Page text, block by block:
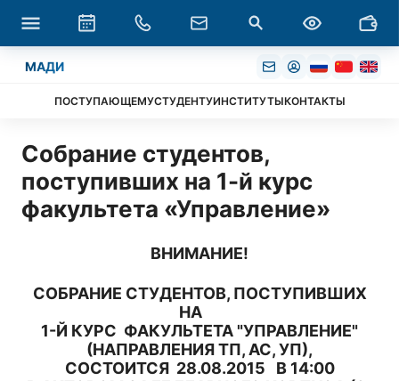
МАДИ
ПОСТУПАЮЩЕМУСТУДЕНТУИНСТИТУТЫКОНТАКТЫ
Собрание студентов,
поступивших на 1-й курс
факультета «Управление»
ВНИМАНИЕ!
СОБРАНИЕ СТУДЕНТОВ, ПОСТУПИВШИХ
НА
1-Й КУРС ФАКУЛЬТЕТА "УПРАВЛЕНИЕ"
(НАПРАВЛЕНИЯ ТП, АС, УП),
СОСТОИТСЯ 28.08.2015 В 14:00